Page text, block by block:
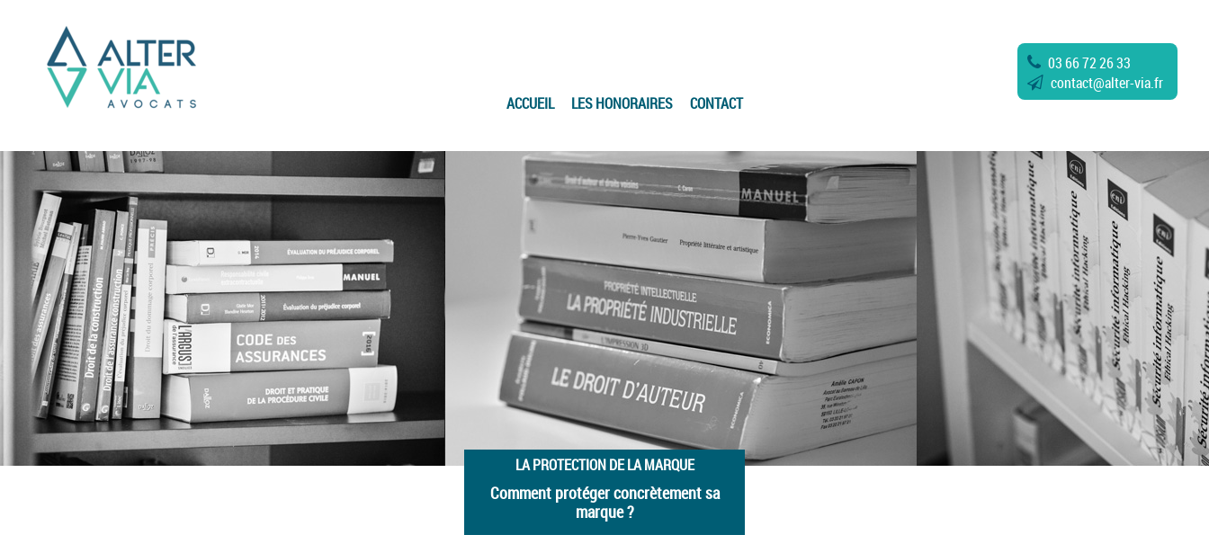
03 66 72 26 33
contact@alter-via.fr
ACCUEIL
LES HONORAIRES CONTACT
LA PROTECTION DE LA MARQUE
Comment protéger concrètement sa
marque ?